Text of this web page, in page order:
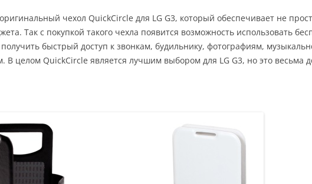
чехол QuickCircle для LG G3, который обеспечивает не
Так с покупкой такого чехла появится возможность использовать
быстрый доступ к звонкам, будильнику, фотографиям,
целом QuickCircle является лучшим выбором для LG G3, но это весьма